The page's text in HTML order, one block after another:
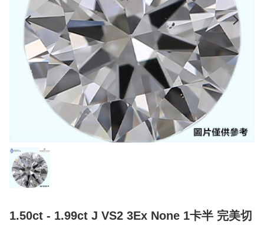
1.50ct - 1.99ct J VS2 3Ex None 1卡半 完美切